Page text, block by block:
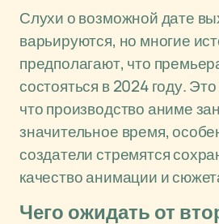
Слухи о возможной дате
варьируются, но многие
предполагают, что
состояться в 2024 году.
что производство аниме
значительное время,
создатели стремятся
качество анимации и
Чего ожидать от